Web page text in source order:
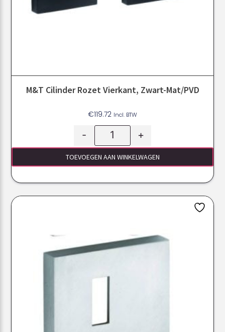
M&T Cilinder Rozet Vierkant, Zwart-Mat/PVD
€119.72 Incl. BTW
- +
TOEVOEGEN AAN WINKELWAGEN